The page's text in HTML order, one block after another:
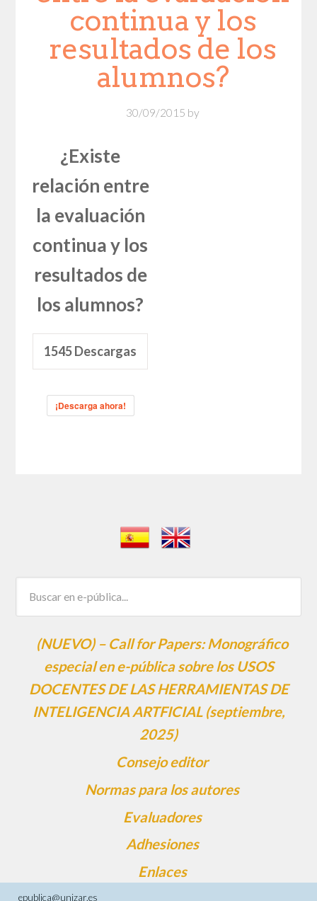
continua y los
resultados de los
alumnos?
30/09/2015 by
¿Existe
relación entre
la evaluación
continua y los
resultados de
los alumnos?
1545Descargas
¡Descarga ahora!
(NUEVO) – Call for Papers: Monográfico
especial en e-pública sobre los USOS
DOCENTES DE LAS HERRAMIENTAS DE
INTELIGENCIA ARTFICIAL (septiembre,
2025)
Consejo editor
Normas para los autores
Evaluadores
Adhesiones
Enlaces
epublica@unizar.es